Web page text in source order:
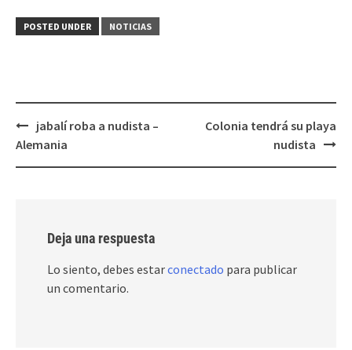
POSTED UNDER NOTICIAS
Post
navigation
jabalí roba a nudista –
Alemania
Colonia tendrá su playa
nudista
Deja una respuesta
Lo siento, debes estarconectado para publicar
un comentario.